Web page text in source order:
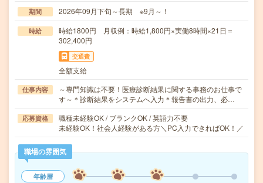
期間 2026年09月下旬～長期 ※9月～！
時給
時給1800円 月収例：時給1,800円×実働8時間×21日＝
302,400円
交通費
全額支給
仕事内容
～専門知識は不要！医療診断結果に関する事務のお仕事で
す～＊診断結果をシステムへ入力＊報告書の出力、必…
応募資格
職種未経験OK / ブランクOK / 英語力不要
未経験OK！社会人経験がある方＼PC入力できればOK！／
職場の雰囲気
年齢層